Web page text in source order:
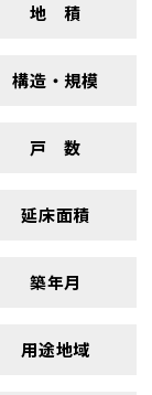
地 積
構造・規模
戸 数
延床面積
築年月
用途地域